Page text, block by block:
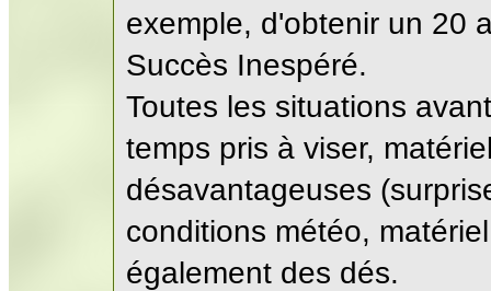
exemple, d'obtenir un 20
Succès Inespéré.
Toutes les situations
temps pris à viser,
désavantageuses
conditions météo,
également des dés.